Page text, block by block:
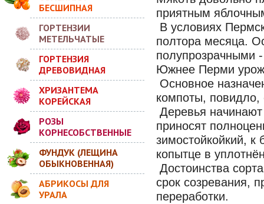
БЕСШИПНАЯ
ГОРТЕНЗИИ
МЕТЕЛЬЧАТЫЕ
ГОРТЕНЗИЯ
ДРЕВОВИДНАЯ
ХРИЗАНТЕМА
КОРЕЙСКАЯ
РОЗЫ
КОРНЕСОБСТВЕННЫЕ
ФУНДУК (ЛЕЩИНА
ОБЫКНОВЕННАЯ)
АБРИКОСЫ ДЛЯ
УРАЛА
приятным
В условиях
полтора месяца.
полупрозрачными
Южнее Перми
Основное
компоты, повидло,
Деревья начинают
приносят
зимостойкойкий,
копытце в
Достоинства
срок созревания,
переработки.